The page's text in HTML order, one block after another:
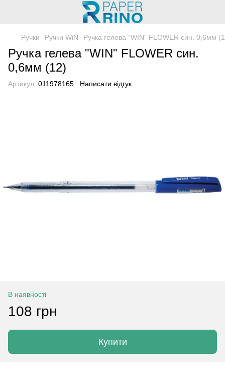
Ручки Ручки WiN Ручка гелева "WIN" FLOWER син. 0,6мм
Ручка гелева "WIN" FLOWER син.
0,6мм (12)
Артикул: 011978165 Написати відгук
В наявності
108 грн
Купити